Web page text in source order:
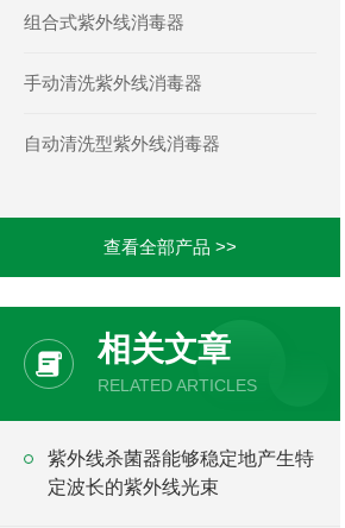
组合式紫外线消毒器
手动清洗紫外线消毒器
自动清洗型紫外线消毒器
查看全部产品 >>
相关文章
RELATED ARTICLES
紫外线杀菌器能够稳定地产生特
定波长的紫外线光束